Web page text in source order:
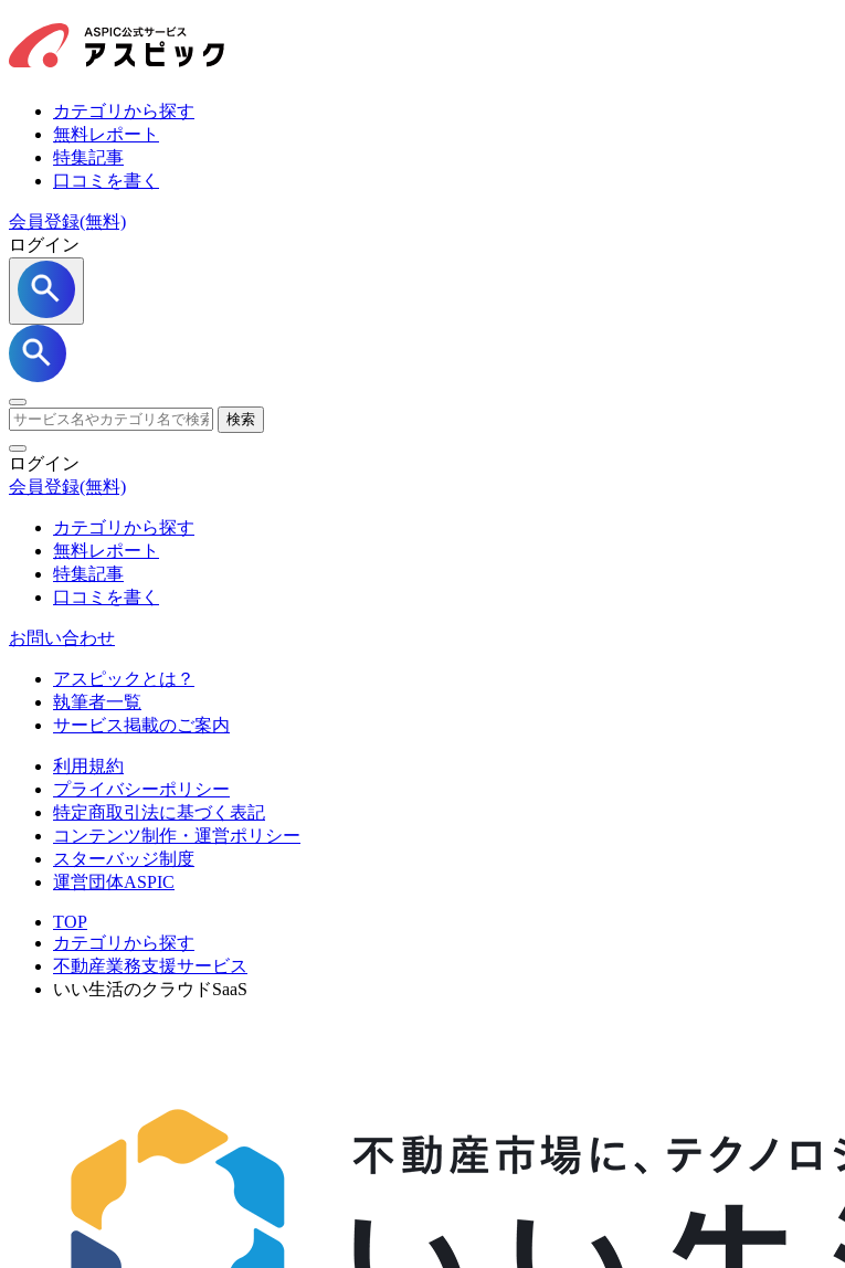
カテゴリから探す
無料レポート
特集記事
口コミを書く
会員登録(無料)
ログイン
検索
ログイン
会員登録(無料)
カテゴリから探す
無料レポート
特集記事
口コミを書く
お問い合わせ
アスピックとは？
執筆者一覧
サービス掲載のご案内
利用規約
プライバシーポリシー
特定商取引法に基づく表記
コンテンツ制作・運営ポリシー
スターバッジ制度
運営団体ASPIC
TOP
カテゴリから探す
不動産業務支援サービス
いい生活のクラウドSaaS